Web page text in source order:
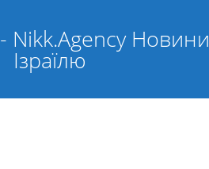
Nikk.Agency Новини
Ізраїлю